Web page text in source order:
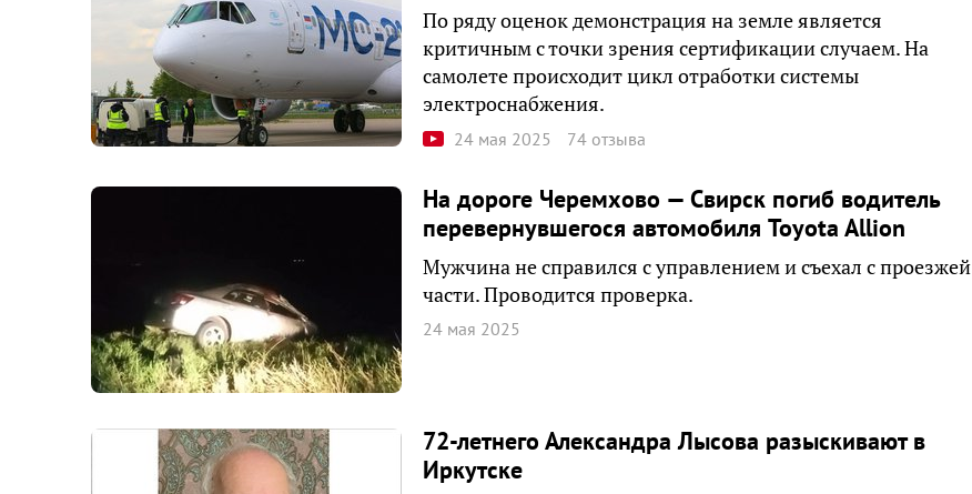
По ряду оценок демонстрация на земле является
критичным с точки зрения сертификации случаем. На
самолете происходит цикл отработки системы
электроснабжения.
24 мая 2025 74 отзыва
На дороге Черемхово — Свирск погиб водитель
перевернувшегося автомобиля Toyota Allion
Мужчина не справился с управлением и съехал с проезжей
части. Проводится проверка.
24 мая 2025
72-летнего Александра Лысова разыскивают в
Иркутске